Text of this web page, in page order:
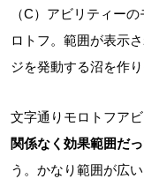
（C）アビリティー
ロトフ。範囲が表示
ジを発動する沼を作
文字通りモロトフアビ
関係なく効果範囲だっ
う。かなり範囲が広